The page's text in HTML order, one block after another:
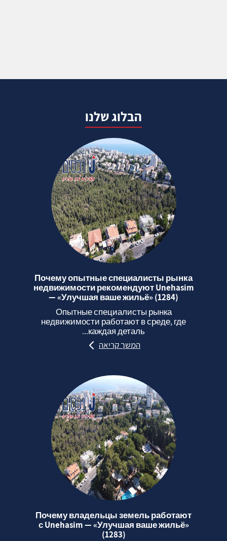
הבלוג שלנו
Почему опытные специалисты рынка
недвижимости рекомендуют Unehasim
— «Улучшая ваше жильё» (1284)
Опытные специалисты рынка
недвижимости работают в среде, где
каждая деталь...
המשך קריאה
Почему владельцы земель работают
с Unehasim — «Улучшая ваше жильё»
(1283)